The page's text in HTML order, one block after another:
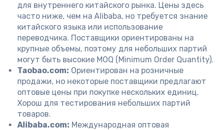
для внутреннего китайского рынка. Цены здесь
часто ниже, чем на Alibaba, но требуется знание
китайского языка или использование
переводчика. Поставщики ориентированы на
крупные объемы, поэтому для небольших партий
могут быть высокие MOQ (Minimum Order Quantity).
Taobao.com: Ориентирован на розничные
продажи, но некоторые поставщики предлагают
оптовые цены при покупке нескольких единиц.
Хорош для тестирования небольших партий
товаров.
Alibaba.com: Международная оптовая